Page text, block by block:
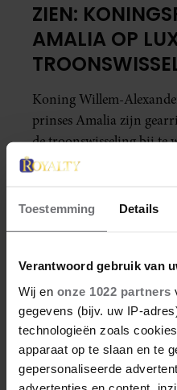
Toestemming Details
Verantwoord gebruik van
Wij en onze 1022 partners
gegevens (bijv. uw IP-
technologieën zoals
apparaat op te slaan en te
gepersonaliseerde
ZIEN:
AMALIA OP
Koning Willem-
prinses Amalia zijn
de troonswisseling bij te
groothertogelijk paleis
groothertog Henri en